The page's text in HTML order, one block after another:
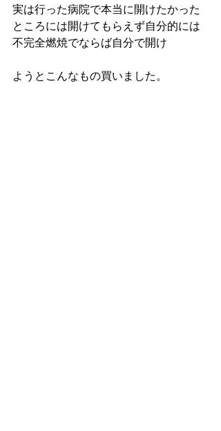
実は行った病院で本当に開けたかった
ところには開けてもらえず自分的には
不完全燃焼でならば自分で開け
ようとこんなもの買いました。